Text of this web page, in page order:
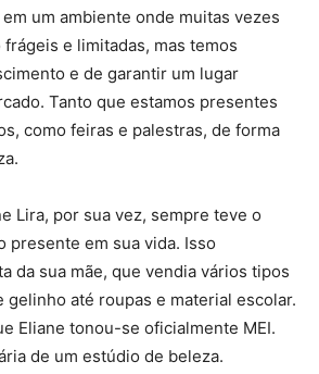
um ambiente onde muitas vezes
e limitadas, mas temos
e de garantir um lugar
Tanto que estamos presentes
como feiras e palestras, de forma
Lira, por sua vez, sempre teve o
presente em sua vida. Isso
da sua mãe, que vendia vários tipos
gelinho até roupas e material escolar.
Eliane tonou-se oficialmente MEI.
de um estúdio de beleza.